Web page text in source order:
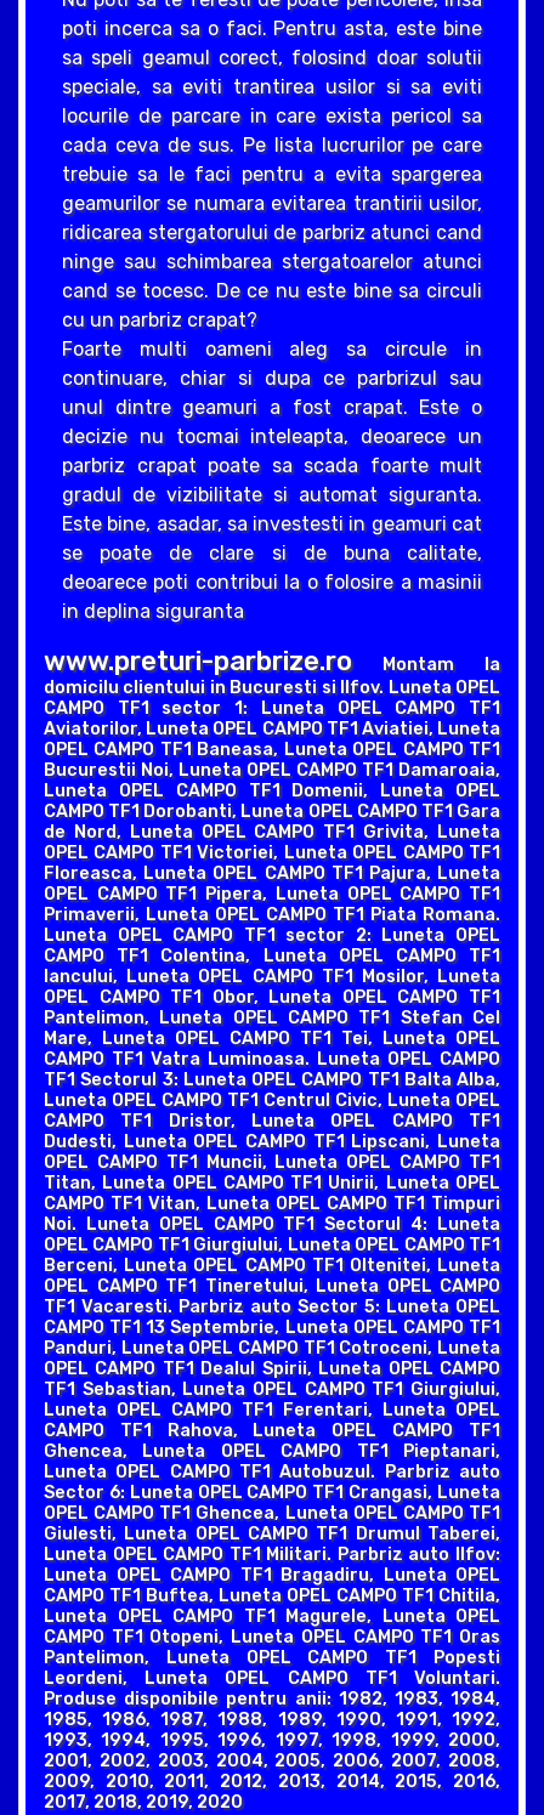
poti incerca sa o faci. Pentru asta, este bine
sa speli geamul corect, folosind doar solutii
speciale, sa eviti trantirea usilor si sa eviti
locurile de parcare in care exista pericol sa
cada ceva de sus. Pe lista lucrurilor pe care
trebuie sa le faci pentru a evita spargerea
geamurilor se numara evitarea trantirii usilor,
ridicarea stergatorului de parbriz atunci cand
ninge sau schimbarea stergatoarelor atunci
cand se tocesc. De ce nu este bine sa circuli
cu un parbriz crapat?
Foarte multi oameni aleg sa circule in
continuare, chiar si dupa ce parbrizul sau
unul dintre geamuri a fost crapat. Este o
decizie nu tocmai inteleapta, deoarece un
parbriz crapat poate sa scada foarte mult
gradul de vizibilitate si automat siguranta.
Este bine, asadar, sa investesti in geamuri cat
se poate de clare si de buna calitate,
deoarece poti contribui la o folosire a masinii
in deplina siguranta
www.preturi-parbrize.roMontam la
domicilu clientului in Bucuresti si Ilfov. Luneta OPEL
CAMPO TF1 sector 1: Luneta OPEL CAMPO TF1
Aviatorilor, Luneta OPEL CAMPO TF1 Aviatiei, Luneta
OPEL CAMPO TF1 Baneasa, Luneta OPEL CAMPO TF1
Bucurestii Noi, Luneta OPEL CAMPO TF1 Damaroaia,
Luneta OPEL CAMPO TF1 Domenii, Luneta OPEL
CAMPO TF1 Dorobanti, Luneta OPEL CAMPO TF1 Gara
de Nord, Luneta OPEL CAMPO TF1 Grivita, Luneta
OPEL CAMPO TF1 Victoriei, Luneta OPEL CAMPO TF1
Floreasca, Luneta OPEL CAMPO TF1 Pajura, Luneta
OPEL CAMPO TF1 Pipera, Luneta OPEL CAMPO TF1
Primaverii, Luneta OPEL CAMPO TF1 Piata Romana.
Luneta OPEL CAMPO TF1 sector 2: Luneta OPEL
CAMPO TF1 Colentina, Luneta OPEL CAMPO TF1
Iancului, Luneta OPEL CAMPO TF1 Mosilor, Luneta
OPEL CAMPO TF1 Obor, Luneta OPEL CAMPO TF1
Pantelimon, Luneta OPEL CAMPO TF1 Stefan Cel
Mare, Luneta OPEL CAMPO TF1 Tei, Luneta OPEL
CAMPO TF1 Vatra Luminoasa. Luneta OPEL CAMPO
TF1 Sectorul 3: Luneta OPEL CAMPO TF1 Balta Alba,
Luneta OPEL CAMPO TF1 Centrul Civic, Luneta OPEL
CAMPO TF1 Dristor, Luneta OPEL CAMPO TF1
Dudesti, Luneta OPEL CAMPO TF1 Lipscani, Luneta
OPEL CAMPO TF1 Muncii, Luneta OPEL CAMPO TF1
Titan, Luneta OPEL CAMPO TF1 Unirii, Luneta OPEL
CAMPO TF1 Vitan, Luneta OPEL CAMPO TF1 Timpuri
Noi. Luneta OPEL CAMPO TF1 Sectorul 4: Luneta
OPEL CAMPO TF1 Giurgiului, Luneta OPEL CAMPO TF1
Berceni, Luneta OPEL CAMPO TF1 Oltenitei, Luneta
OPEL CAMPO TF1 Tineretului, Luneta OPEL CAMPO
TF1 Vacaresti. Parbriz auto Sector 5: Luneta OPEL
CAMPO TF1 13 Septembrie, Luneta OPEL CAMPO TF1
Panduri, Luneta OPEL CAMPO TF1 Cotroceni, Luneta
OPEL CAMPO TF1 Dealul Spirii, Luneta OPEL CAMPO
TF1 Sebastian, Luneta OPEL CAMPO TF1 Giurgiului,
Luneta OPEL CAMPO TF1 Ferentari, Luneta OPEL
CAMPO TF1 Rahova, Luneta OPEL CAMPO TF1
Ghencea, Luneta OPEL CAMPO TF1 Pieptanari,
Luneta OPEL CAMPO TF1 Autobuzul. Parbriz auto
Sector 6: Luneta OPEL CAMPO TF1 Crangasi, Luneta
OPEL CAMPO TF1 Ghencea, Luneta OPEL CAMPO TF1
Giulesti, Luneta OPEL CAMPO TF1 Drumul Taberei,
Luneta OPEL CAMPO TF1 Militari. Parbriz auto Ilfov:
Luneta OPEL CAMPO TF1 Bragadiru, Luneta OPEL
CAMPO TF1 Buftea, Luneta OPEL CAMPO TF1 Chitila,
Luneta OPEL CAMPO TF1 Magurele, Luneta OPEL
CAMPO TF1 Otopeni, Luneta OPEL CAMPO TF1 Oras
Pantelimon, Luneta OPEL CAMPO TF1 Popesti
Leordeni, Luneta OPEL CAMPO TF1 Voluntari.
Produse disponibile pentru anii: 1982, 1983, 1984,
1985, 1986, 1987, 1988, 1989, 1990, 1991, 1992,
1993, 1994, 1995, 1996, 1997, 1998, 1999, 2000,
2001, 2002, 2003, 2004, 2005, 2006, 2007, 2008,
2009, 2010, 2011, 2012, 2013, 2014, 2015, 2016,
2017, 2018, 2019, 2020